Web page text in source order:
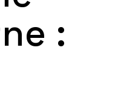
une solution
pour traiter les causes
durablement.
: